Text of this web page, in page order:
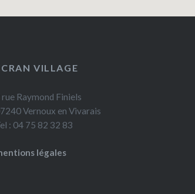
VILLAGE
rue Raymond Finiels
Vernoux en Vivarais
: 04 75 82 32 83
légales